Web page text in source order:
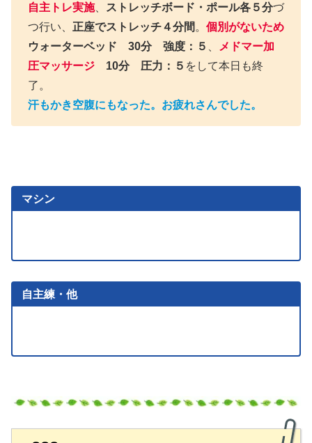
自主トレ実施、 ストレッチボード・ポール各５分づ
つ行い、 正座でストレッチ４分間 。 個別がないため
ウォーターベッド 30分 強度：５
メドマー加
圧マッサージ
10分 圧力：５ をして本日も終
了。
汗もかき空腹にもなった。お疲れさんでした。
マシン
自主練・他